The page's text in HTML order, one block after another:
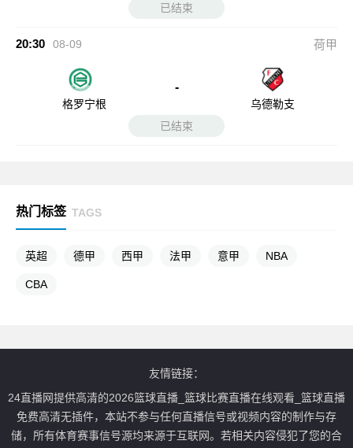
已结束
20:30 08-09 荷甲
格罗宁根
-
乌德勒支
已结束
热门标签 TAGS
英超 德甲 西甲 法甲 意甲 NBA
CBA
友情链接：
24直播网提供高清的2026篮球直播_篮球比赛直播在线观看_篮球直播
免费高清无插件，本站不参与任何直播信号或视频内容的制作与存
储，所有体育赛事信号源均来源于互联网。若相关内容侵犯了您的合